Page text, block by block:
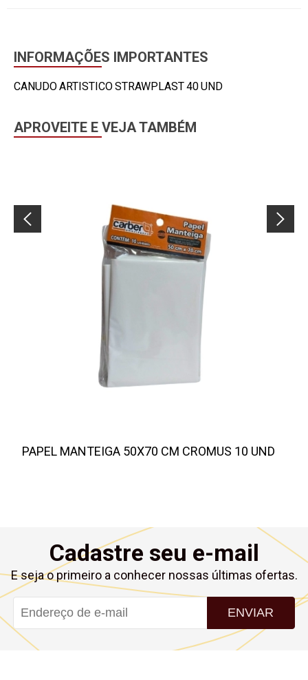
INFORMAÇÕES IMPORTANTES
CANUDO ARTISTICO STRAWPLAST 40 UND
APROVEITE E VEJA TAMBÉM
PAPEL MANTEIGA 50X70 CM CROMUS 10 UND
Cadastre seu e-mail
E seja o primeiro a conhecer nossas últimas ofertas.
ENVIAR